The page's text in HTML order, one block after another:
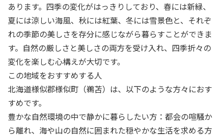
あります。四季の変化がはっきりしており、春には新緑、
夏には涼しい海風、秋には紅葉、冬には雪景色と、それぞ
れの季節の美しさを存分に感じながら暮らすことができま
す。自然の厳しさと美しさの両方を受け入れ、四季折々の
変化を楽しむ心構えが大切です。
この地域をおすすめする人
北海道様似郡様似町（鵜苫）は、以下のような方々におす
すめです。
豊かな自然環境の中で静かに暮らしたい方：都会の喧騒か
ら離れ、海や山の自然に囲まれた穏やかな生活を求める方